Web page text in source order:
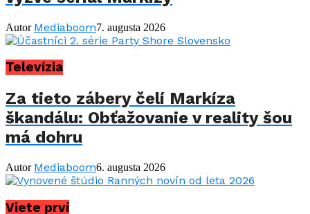
Autor Mediaboom7. augusta 2026
Televízia
Za tieto zábery čelí Markíza
škandálu: Obťažovanie v reality šou
má dohru
Autor Mediaboom6. augusta 2026
Viete prví